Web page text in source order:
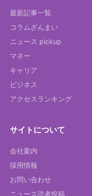
最新記事一覧
コラムざんまい
ニュース pickup
マネー
キャリア
ビジネス
アクセスランキング
サイトについて
会社案内
採用情報
お問い合わせ
ニュース読者投稿